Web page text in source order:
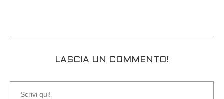
LASCIA UN COMMENTO!